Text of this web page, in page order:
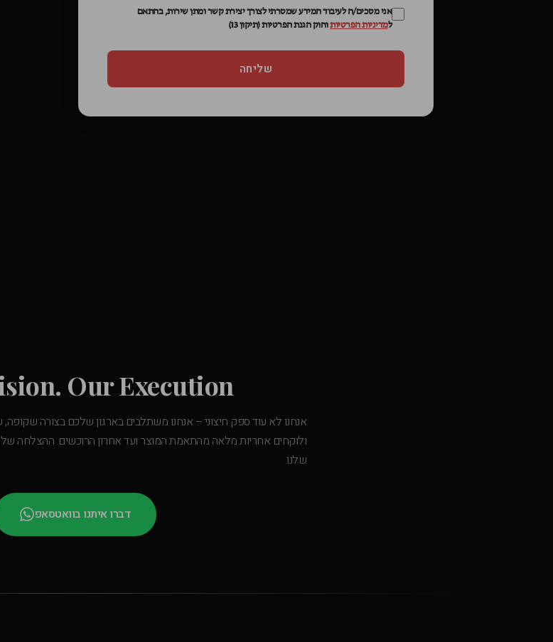
אני מסכים/ה לעיבוד המידע שמסרתי לצורך יצירת קשר ומתן שירות, בהתאם
למדיניות הפרטיותוחוק הגנת הפרטיות (תיקון 13)
Our Execution.
אנחנו לא עוד ספק חיצוני – אנחנו משתלבים בארגון שלכם בצורה
ולוקחים אחריות מלאה מהתאמת המוצר ועד אחרון הרוכשים. ההצלחה
שלנו.
דברו איתנו בוואטסאפ